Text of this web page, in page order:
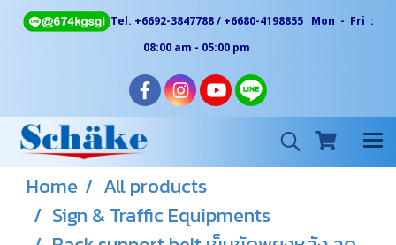
Tel. +6692-3847788 / +6680-4198855 Mon - Fri :
08:00 am - 05:00 pm
Home
All products
Sign & Traffic Equipments